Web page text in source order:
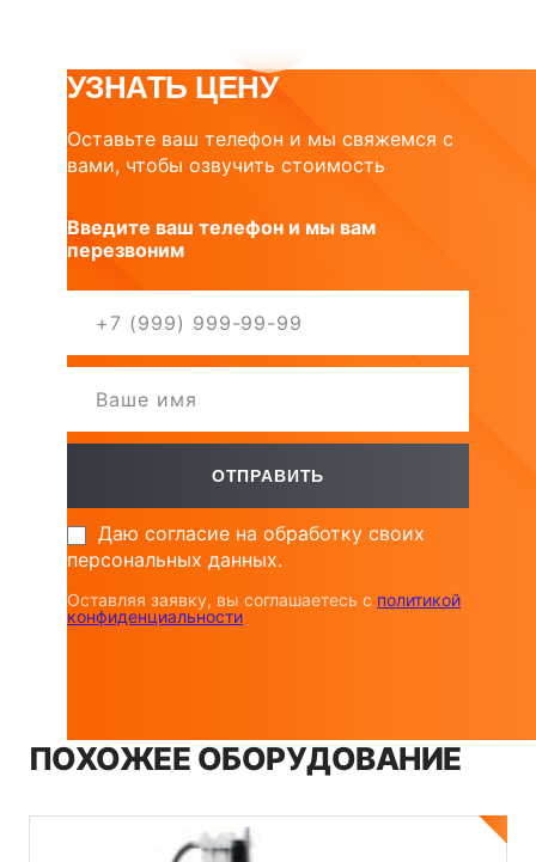
УЗНАТЬ ЦЕНУ
Оставьте ваш телефон и мы свяжемся с
вами, чтобы озвучить стоимость
Введите ваш телефон и мы вам
перезвоним
Даю согласие на обработку своих
персональных данных.
Оставляя заявку, вы соглашаетесь с политикой
конфиденциальности
ПОХОЖЕЕ ОБОРУДОВАНИЕ